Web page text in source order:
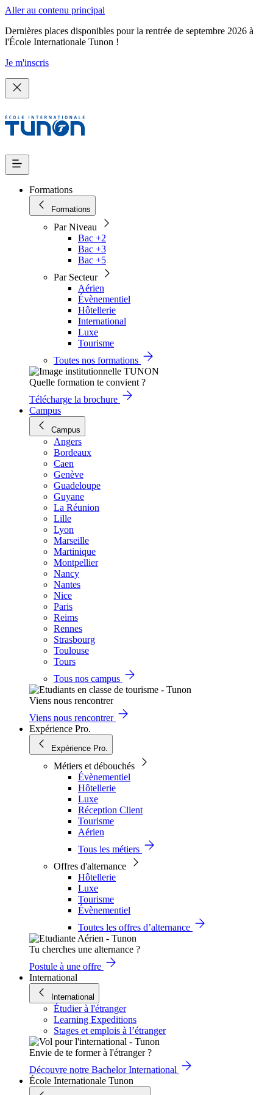
Aller au contenu principal
Dernières places disponibles pour la rentrée de septembre 2026 à
l'École Internationale Tunon !
Je m'inscris
Formations
Formations
Par Niveau
Bac +2
Bac +3
Bac +5
Par Secteur
Aérien
Évènementiel
Hôtellerie
International
Luxe
Tourisme
Toutes nos formations
Quelle formation te convient ?
Télécharge la brochure
Campus
Campus
Angers
Bordeaux
Caen
Genève
Guadeloupe
Guyane
La Réunion
Lille
Lyon
Marseille
Martinique
Montpellier
Nancy
Nantes
Nice
Paris
Reims
Rennes
Strasbourg
Toulouse
Tours
Tous nos campus
Viens nous rencontrer
Viens nous rencontrer
Expérience Pro.
Expérience Pro.
Métiers et débouchés
Évènementiel
Hôtellerie
Luxe
Réception Client
Tourisme
Aérien
Tous les métiers
Offres d'alternance
Hôtellerie
Luxe
Tourisme
Évènementiel
Toutes les offres d’alternance
Tu cherches une alternance ?
Postule à une offre
International
International
Étudier à l'étranger
Learning Expeditions
Stages et emplois à l’étranger
Envie de te former à l'étranger ?
Découvre notre Bachelor International
École Internationale Tunon